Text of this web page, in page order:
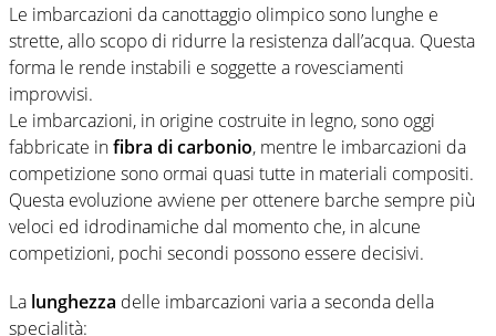
Le imbarcazioni da canottaggio olimpico sono lunghe e
strette, allo scopo di ridurre la resistenza dall’acqua. Questa
forma le rende instabili e soggette a rovesciamenti
improvvisi.
Le imbarcazioni, in origine costruite in legno, sono oggi
fabbricate infibra di carbonio, mentre le imbarcazioni da
competizione sono ormai quasi tutte in materiali compositi.
Questa evoluzione avviene per ottenere barche sempre più
veloci ed idrodinamiche dal momento che, in alcune
competizioni, pochi secondi possono essere decisivi.
La lunghezza delle imbarcazioni varia a seconda della
specialità: